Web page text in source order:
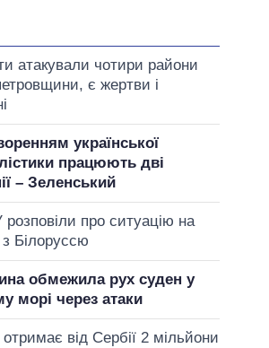
атакували чотири райони
є жертви і
української
працюють дві
– Зеленський
про ситуацію на
з Білоруссю
обмежила рух суден у
морі через атаки
отримає від Сербії 2 мільйони